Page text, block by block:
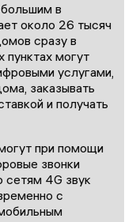
в
около 26 тысяч
сразу в
пунктах могут
услугами,
заказывать
и получать
при помощи
звонки
4G звук
с